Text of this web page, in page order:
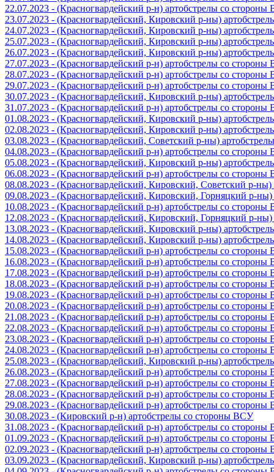
22.07.2023 - (Красногвардейский р-н) артобстрелы со
23.07.2023 - (Красногвардейский, Кировский р-ны)
24.07.2023 - (Красногвардейский, Кировский р-ны)
25.07.2023 - (Красногвардейский, Кировский р-ны)
26.07.2023 - (Красногвардейский, Кировский р-ны)
27.07.2023 - (Красногвардейский р-н) артобстрелы со
28.07.2023 - (Красногвардейский р-н) артобстрелы со
29.07.2023 - (Красногвардейский р-н) артобстрелы со
30.07.2023 - (Красногвардейский, Кировский р-ны)
31.07.2023 - (Красногвардейский р-н) артобстрелы со
01.08.2023 - (Красногвардейский, Кировский р-ны)
02.08.2023 - (Красногвардейский, Кировский р-ны)
03.08.2023 - (Красногвардейский, Советский р-ны)
04.08.2023 - (Красногвардейский р-н) артобстрелы со
05.08.2023 - (Красногвардейский, Кировский р-ны)
06.08.2023 - (Красногвардейский р-н) артобстрелы со
08.08.2023 - (Красногвардейский, Кировский, Советский р-
09.08.2023 - (Красногвардейский, Кировский, Горняцкий р-
10.08.2023 - (Красногвардейский р-н) артобстрелы со
12.08.2023 - (Красногвардейский, Кировский, Горняцкий р-
13.08.2023 - (Красногвардейский, Кировский р-ны)
14.08.2023 - (Красногвардейский, Кировский р-ны)
15.08.2023 - (Красногвардейский р-н) артобстрелы со
16.08.2023 - (Красногвардейский р-н) артобстрелы со
17.08.2023 - (Красногвардейский р-н) артобстрелы со
18.08.2023 - (Красногвардейский р-н) артобстрелы со
19.08.2023 - (Красногвардейский р-н) артобстрелы со
20.08.2023 - (Красногвардейский р-н) артобстрелы со
21.08.2023 - (Красногвардейский р-н) артобстрелы со
22.08.2023 - (Красногвардейский р-н) артобстрелы со
23.08.2023 - (Красногвардейский р-н) артобстрелы со
24.08.2023 - (Красногвардейский р-н) артобстрелы со
25.08.2023 - (Красногвардейский, Кировский р-ны)
26.08.2023 - (Красногвардейский р-н) артобстрелы со
27.08.2023 - (Красногвардейский р-н) артобстрелы со
28.08.2023 - (Красногвардейский р-н) артобстрелы со
29.08.2023 - (Красногвардейский р-н) артобстрелы со
30.08.2023 - (Кировский р-н) артобстрелы со стороны ВСУ
31.08.2023 - (Красногвардейский р-н) артобстрелы со
01.09.2023 - (Красногвардейский р-н) артобстрелы со
02.09.2023 - (Красногвардейский р-н) артобстрелы со
03.09.2023 - (Красногвардейский, Кировский р-ны)